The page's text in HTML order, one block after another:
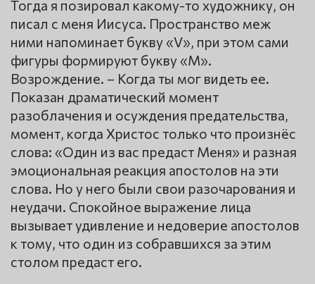
Тогда я позировал какому-то художнику, он
писал с меня Иисуса. Пространство меж
ними напоминает букву «V», при этом сами
фигуры формируют букву «M».
Возрождение. – Когда ты мог видеть ее.
Показан драматический момент
разоблачения и осуждения предательства,
момент, когда Христос только что произнёс
слова: «Один из вас предаст Меня» и разная
эмоциональная реакция апостолов на эти
слова. Но у него были свои разочарования и
неудачи. Спокойное выражение лица
вызывает удивление и недоверие апостолов
к тому, что один из собравшихся за этим
столом предаст его.